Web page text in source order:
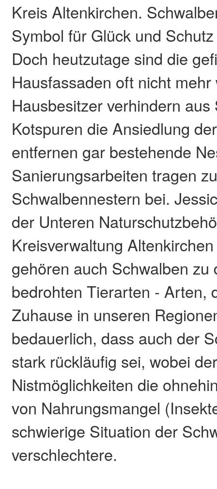
Kreis Altenkirchen.
Symbol für Glück und
Doch heutzutage sind die
Hausfassaden oft nicht
Hausbesitzer verhindern aus
Kotspuren die Ansiedlung
entfernen gar bestehende
Sanierungsarbeiten tragen
Schwalbennestern bei.
der Unteren
Kreisverwaltung
gehören auch Schwalben zu
bedrohten Tierarten - Arten,
Zuhause in unseren
bedauerlich, dass auch der
stark rückläufig sei, wobei
Nistmöglichkeiten die
von Nahrungsmangel
schwierige Situation der
verschlechtere.